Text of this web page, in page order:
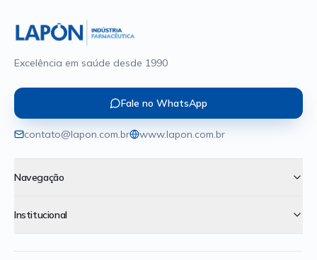
Excelência em saúde desde 1990
Fale no WhatsApp
contato@lapon.com.br www.lapon.com.br
Navegação
Institucional